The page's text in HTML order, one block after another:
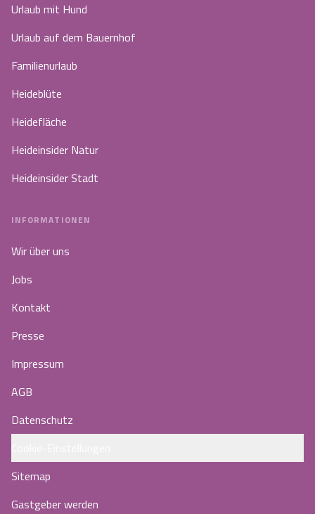
Urlaub mit Hund
Urlaub auf dem Bauernhof
Familienurlaub
Heideblüte
Heidefläche
Heideinsider Natur
Heideinsider Stadt
INFORMATIONEN
Wir über uns
Jobs
Kontakt
Presse
Impressum
AGB
Datenschutz
Sitemap
Gastgeber werden